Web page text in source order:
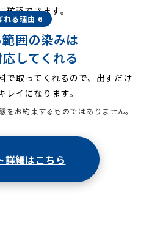
確認できます。
れる理由 6
囲の染みは
してくれる
で取ってくれるので、出すだけ
レイになります。
お約束するものではありません。
詳細はこちら